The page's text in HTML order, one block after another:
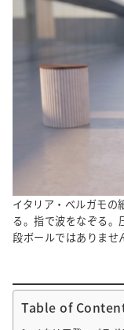
イタリア・ベルガモの
る。指で波をなぞる。
段ボールではありませ
Table of